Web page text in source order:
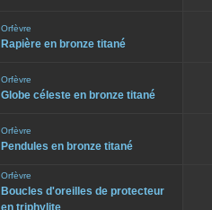
Orfèvre
Rapière en bronze titané
Orfèvre
Globe céleste en bronze titané
Orfèvre
Pendules en bronze titané
Orfèvre
Boucles d'oreilles de protecteur
en triphylite